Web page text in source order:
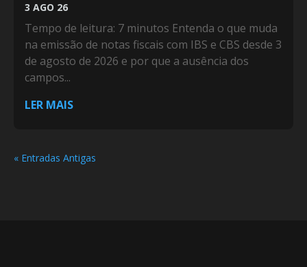
3 AGO 26
Tempo de leitura: 7 minutos Entenda o que muda
na emissão de notas fiscais com IBS e CBS desde 3
de agosto de 2026 e por que a ausência dos
campos...
LER MAIS
« Entradas Antigas